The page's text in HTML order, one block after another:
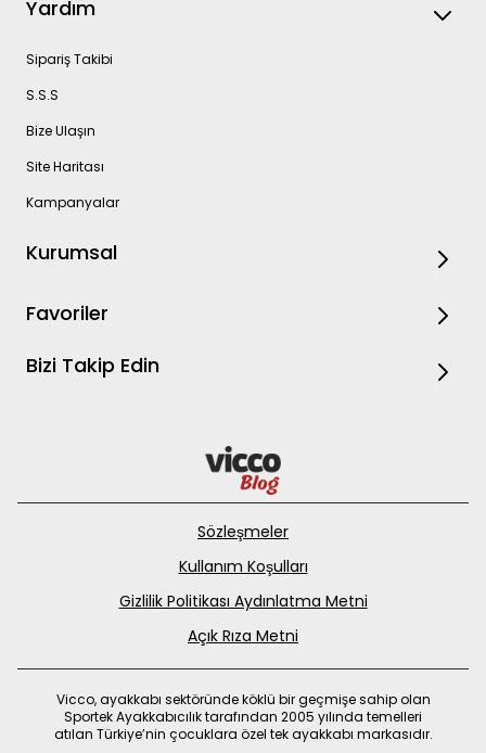
Yardım
Sipariş Takibi
S.S.S
Bize Ulaşın
Site Haritası
Kampanyalar
Kurumsal
Favoriler
Bizi Takip Edin
Sözleşmeler
Kullanım Koşulları
Gizlilik Politikası Aydınlatma Metni
Açık Rıza Metni
Vicco, ayakkabı sektöründe köklü bir geçmişe sahip olan
Sportek Ayakkabıcılık tarafından 2005 yılında temelleri
atılan Türkiye’nin çocuklara özel tek ayakkabı markasıdır.